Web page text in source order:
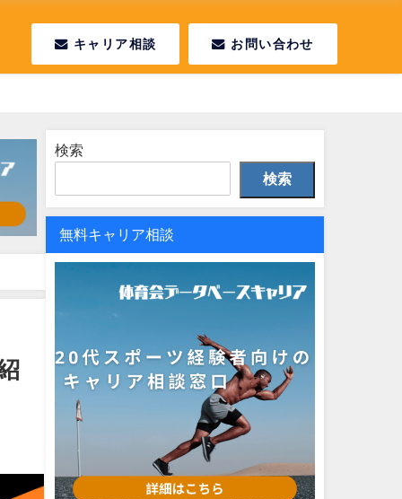
キャリア相談 お問い合わせ
検索
検索
無料キャリア相談